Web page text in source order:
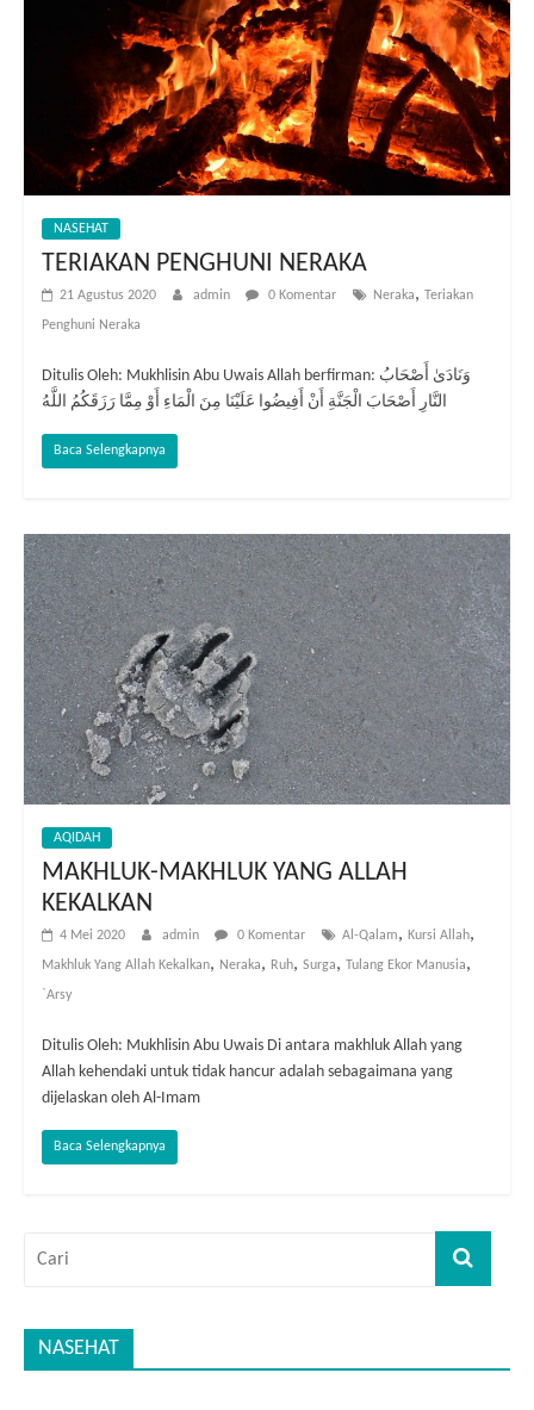
NASEHAT
TERIAKAN PENGHUNI NERAKA
21 Agustus 2020 admin 0 Komentar Neraka, Teriakan
Penghuni Neraka
Ditulis Oleh: Mukhlisin Abu Uwais Allah berfirman: وَنَادَىٰ أَصْحَابُ
النَّارِ أَصْحَابَ الْجَنَّةِ أَنْ أَفِيضُوا عَلَيْنَا مِنَ الْمَاءِ أَوْ مِمَّا رَزَقَكُمُ اللَّهُ
Baca Selengkapnya
AQIDAH
MAKHLUK-MAKHLUK YANG ALLAH
KEKALKAN
4 Mei 2020 admin 0 Komentar Al-Qalam, Kursi Allah,
Makhluk Yang Allah Kekalkan, Neraka, Ruh, Surga, Tulang Ekor Manusia,
`Arsy
Ditulis Oleh: Mukhlisin Abu Uwais Di antara makhluk Allah yang
Allah kehendaki untuk tidak hancur adalah sebagaimana yang
dijelaskan oleh Al-Imam
Baca Selengkapnya
NASEHAT